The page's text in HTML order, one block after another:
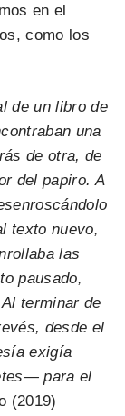
en el
como los
de un libro de
una
de otra, de
del papiro. A
texto nuevo,
las
pausado,
terminar de
desde el
exigía
para el
(2019)